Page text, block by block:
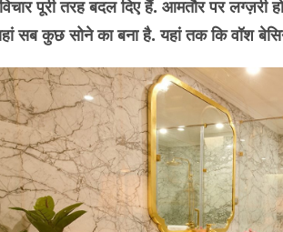
पूरी तरह बदल दिए हैं. आमतौर पर लग्ज़री
सब कुछ सोने का बना है. यहां तक कि वॉश